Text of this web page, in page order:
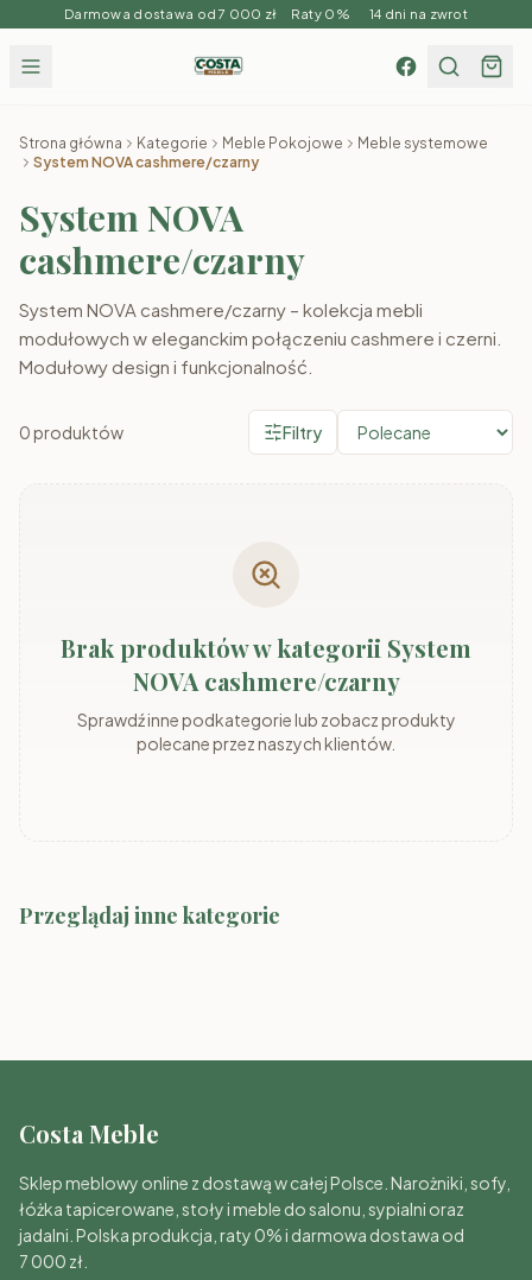
Darmowa dostawa od 7 000 zł Raty 0% 14 dni na zwrot
Strona główna Kategorie Meble Pokojowe
Meble systemowe
System NOVA cashmere/czarny
System NOVA
cashmere/czarny
System NOVA cashmere/czarny – kolekcja mebli
modułowych w eleganckim połączeniu cashmere i czerni.
Modułowy design i funkcjonalność.
0produktów Filtry
Brak produktów w kategorii System
NOVA cashmere/czarny
Sprawdź inne podkategorie lub zobacz produkty
polecane przez naszych klientów.
Przeglądaj inne kategorie
System Marco-2 Kolory
System MARLY
Costa Meble
Sklep meblowy online z dostawą w całej Polsce. Narożniki, sofy,
łóżka tapicerowane, stoły i meble do salonu, sypialni oraz
jadalni. Polska produkcja, raty 0% i darmowa dostawa od
7 000 zł.